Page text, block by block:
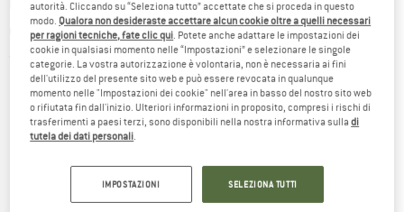
da surf
(0)
autorità. Cliccando su “Seleziona tutto” accettate che si proceda in questo
modo. Qualora non desideraste accettare alcun cookie oltre a quelli necessari
per ragioni tecniche, fate clic qui . Potete anche adattare le impostazioni dei
cookie in qualsiasi momento nelle “Impostazioni” e selezionare le singole
categorie. La vostra autorizzazione è volontaria, non è necessaria ai fini
dell'utilizzo del presente sito web e può essere revocata in qualunque
momento nelle "Impostazioni dei cookie" nell'area in basso del nostro sito web
o rifiutata fin dall'inizio. Ulteriori informazioni in proposito, compresi i rischi di
trasferimenti a paesi terzi, sono disponibili nella nostra informativa sulladi
tutela dei dati personali
IMPOSTAZIONI SELEZIONA TUTTI